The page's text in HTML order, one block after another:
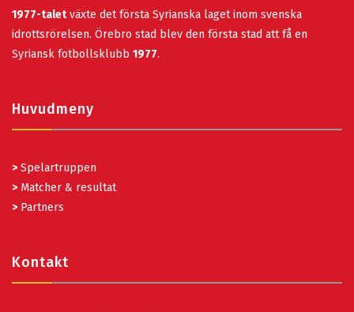
1977-taletväxte det första Syrianska laget inom svenska
idrottsrörelsen. Örebro stad blev den första stad att få en
Syriansk fotbollsklubb 1977.
Huvudmeny
> Spelartruppen
> Matcher & resultat
> Partners
Kontakt